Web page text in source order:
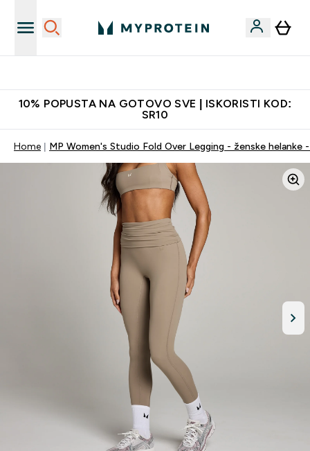
10% POPUSTA NA GOTOVO SVE | ISKORISTI KOD:
SR10
Home MP Women's Studio Fold Over Legging - ženske helanke